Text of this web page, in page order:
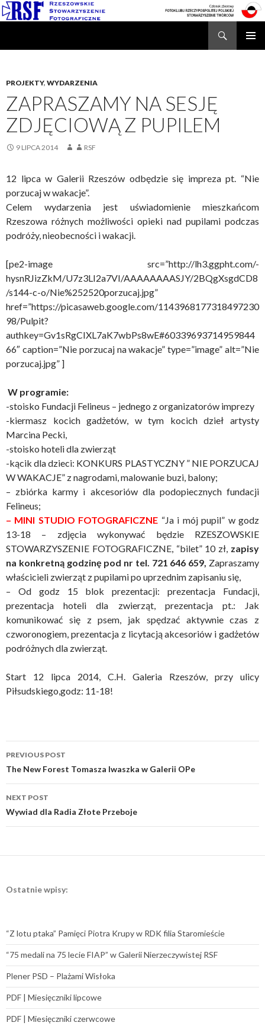
PROJEKTY, WYDARZENIA
ZAPRASZAMY NA SESJĘ
ZDJĘCIOWĄ Z PUPILEM
9 LIPCA 2014 RSF
12 lipca w Galerii Rzeszów odbędzie się impreza pt. “Nie
porzucaj w wakacje”.
Celem wydarzenia jest uświadomienie mieszkańcom
Rzeszowa różnych możliwości opieki nad pupilami podczas
podróży, nieobecności i wakacji.
[pe2-image src=”http://lh3.ggpht.com/-
hysnRJizZkM/U7z3LI2a7VI/AAAAAAAASJY/2BQgXsgdCD8
/s144-c-o/Nie%252520porzucaj.jpg”
href=”https://picasaweb.google.com/1143968177318497230
98/Pulpit?
authkey=Gv1sRgCIXL7aK7wbPs8wE#60339693714959844
66″ caption=”Nie porzucaj na wakacje” type=”image” alt=”Nie
porzucaj.jpg” ]
W programie:
-stoisko Fundacji Felineus – jednego z organizatorów imprezy
-kiermasz kocich gadżetów, w tym kocich dzieł artysty
Marcina Pecki,
-stoisko hoteli dla zwierząt
-kącik dla dzieci: KONKURS PLASTYCZNY ” NIE PORZUCAJ
W WAKACJE” z nagrodami, malowanie buzi, balony;
– zbiórka karmy i akcesoriów dla podopiecznych fundacji
Felineus;
– MINI STUDIO FOTOGRAFICZNE “Ja i mój pupil” w godz
13-18 – zdjęcia wykonywać będzie RZESZOWSKIE
STOWARZYSZENIE FOTOGRAFICZNE, “bilet” 10 zł, zapisy
na konkretną godzinę pod nr tel. 721 646 659, Zapraszamy
właścicieli zwierząt z pupilami po uprzednim zapisaniu się,
– Od godz 15 blok prezentacji: prezentacja Fundacji,
prezentacja hoteli dla zwierząt, prezentacja pt.: Jak
komunikować się z psem, jak spędzać aktywnie czas z
czworonogiem, prezentacja z licytacją akcesoriów i gadżetów
podróżnych dla zwierząt.
Start 12 lipca 2014, C.H. Galeria Rzeszów, przy ulicy
Piłsudskiego,godz: 11-18!
Post
navigation
PREVIOUS POST
The New Forest Tomasza Iwaszka w Galerii OPe
NEXT POST
Wywiad dla Radia Złote Przeboje
Ostatnie wpisy:
“Z lotu ptaka” Pamięci Piotra Krupy w RDK filia Staromieście
“75 medali na 75 lecie FIAP” w Galerii Nierzeczywistej RSF
Plener PSD – Plażami Wisłoka
PDF | Miesięczniki lipcowe
PDF | Miesięczniki czerwcowe